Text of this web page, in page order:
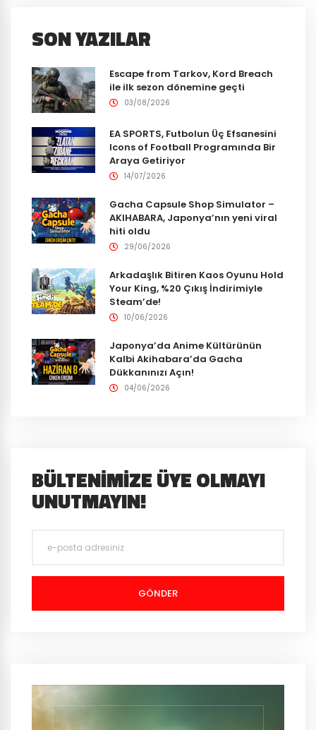
SON YAZILAR
Escape from Tarkov, Kord Breach
ile ilk sezon dönemine geçti
03/08/2026
EA SPORTS, Futbolun Üç Efsanesini
Icons of Football Programında Bir
Araya Getiriyor
14/07/2026
Gacha Capsule Shop Simulator –
AKIHABARA, Japonya’nın yeni viral
hiti oldu
29/06/2026
Arkadaşlık Bitiren Kaos Oyunu Hold
Your King, %20 Çıkış İndirimiyle
Steam’de!
10/06/2026
Japonya’da Anime Kültürünün
Kalbi Akihabara’da Gacha
Dükkanınızı Açın!
04/06/2026
BÜLTENIMIZE ÜYE OLMAYI
UNUTMAYIN!